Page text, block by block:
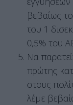
βεβαίως
του 1
0,5% του
Να
πρώτης
στους
λέμε